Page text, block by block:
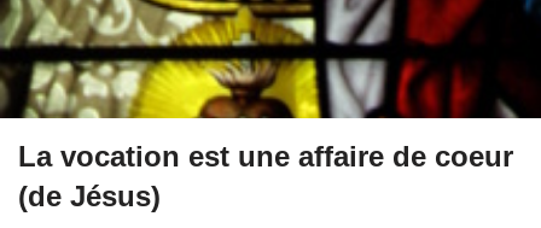
La vocation est une affaire de coeur
(de Jésus)